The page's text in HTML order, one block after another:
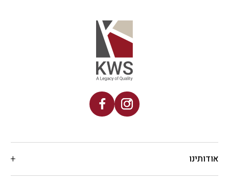
אודותינו